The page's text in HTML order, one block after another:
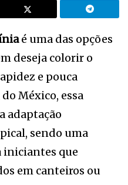
é uma das opções
deseja colorir o
e pouca
México, essa
adaptação
sendo uma
iniciantes que
em canteiros ou